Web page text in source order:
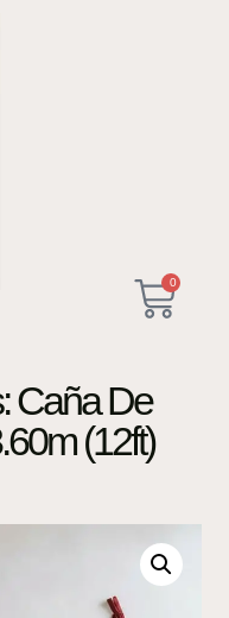
0
Caña De
(12ft)